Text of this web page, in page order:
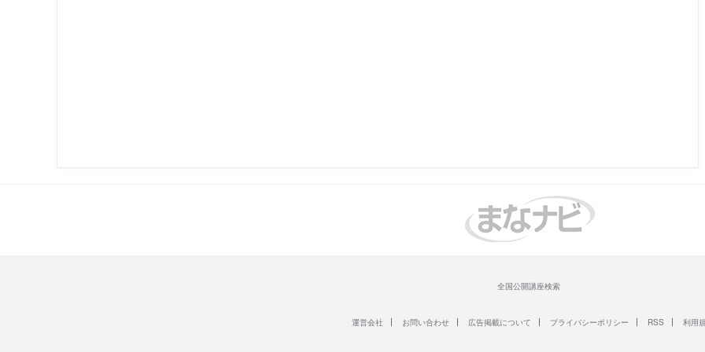
全国公開講座検索
運営会社 お問い合わせ 広告掲載について プライバシーポリシー RSS 利用